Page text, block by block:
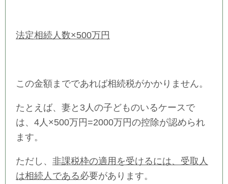
法定相続人数×500万円
この金額までであれば相続税がかかりません。
たとえば、妻と3人の子どものいるケースで
は、4人×500万円=2000万円の控除が認められ
ます。
ただし、 非課税枠の適用を受けるには、 受取人
は相続人である必要があります。